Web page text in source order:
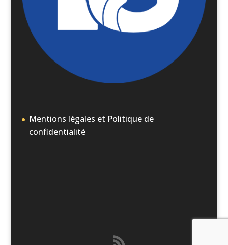
Mentions légales et Politique de
confidentialité